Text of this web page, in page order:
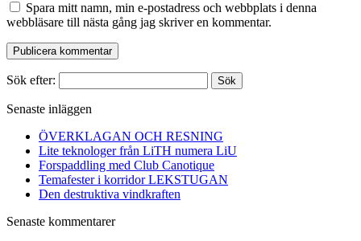
Spara mitt namn, min e-postadress och webbplats i denna
webbläsare till nästa gång jag skriver en kommentar.
Sök efter:
Senaste inläggen
ÖVERKLAGAN OCH RESNING
Lite teknologer från LiTH numera LiU
Forspaddling med Club Canotique
Temafester i korridor LEKSTUGAN
Den destruktiva vindkraften
Senaste kommentarer